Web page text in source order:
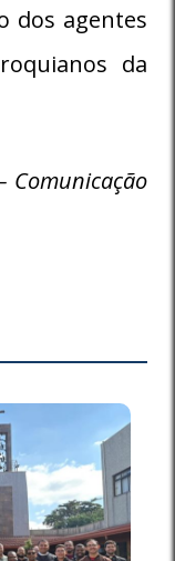
dos agentes
da
Comunicação